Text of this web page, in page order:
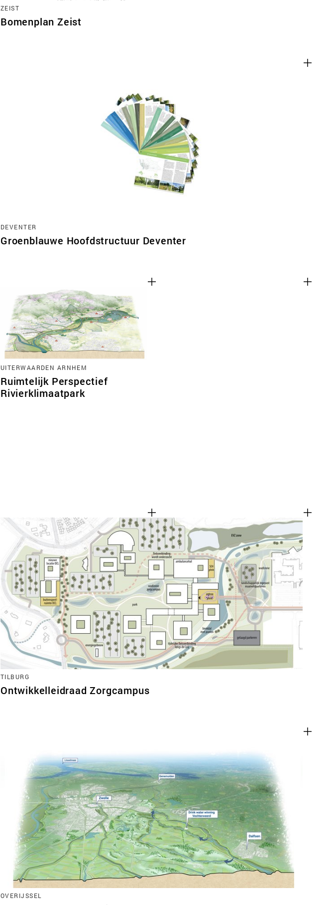
ZEIST
Bomenplan Zeist
DEVENTER
Groenblauwe Hoofdstructuur Deventer
UITERWAARDEN ARNHEM
Ruimtelijk Perspectief
Rivierklimaatpark
TILBURG
Ontwikkelleidraad Zorgcampus
OVERIJSSEL